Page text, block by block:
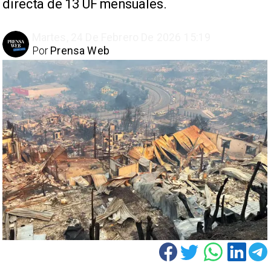
directa de 13 UF mensuales.
Prensa Web
Por